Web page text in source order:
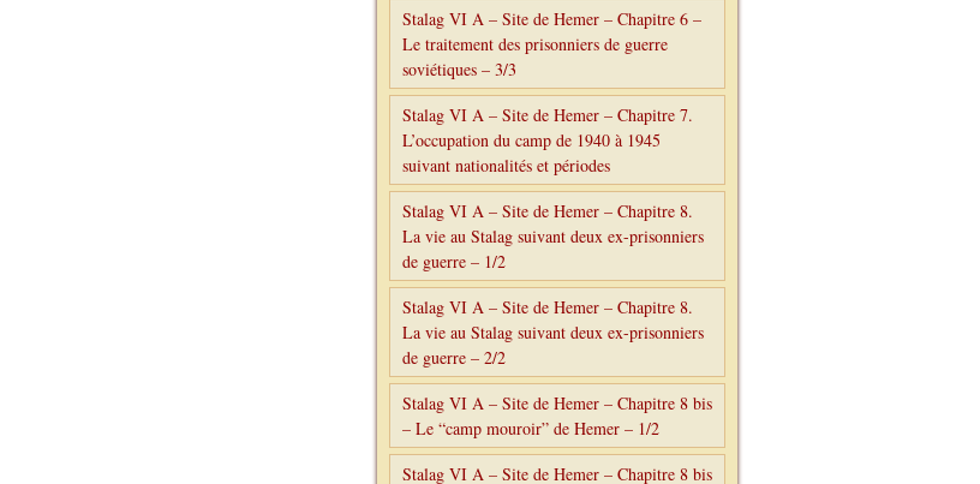
Stalag VI A – Site de Hemer – Chapitre 6 –
Le traitement des prisonniers de guerre
soviétiques – 3/3
Stalag VI A – Site de Hemer – Chapitre 7.
L’occupation du camp de 1940 à 1945
suivant nationalités et périodes
Stalag VI A – Site de Hemer – Chapitre 8.
La vie au Stalag suivant deux ex-prisonniers
de guerre – 1/2
Stalag VI A – Site de Hemer – Chapitre 8.
La vie au Stalag suivant deux ex-prisonniers
de guerre – 2/2
Stalag VI A – Site de Hemer – Chapitre 8 bis
– Le “camp mouroir” de Hemer – 1/2
Stalag VI A – Site de Hemer – Chapitre 8 bis